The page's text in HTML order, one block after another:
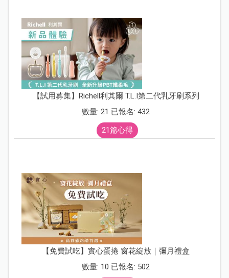
【試用募集】Richell利其爾 T.L.I第二代乳牙刷系列
數量: 21 已報名: 432
21篇心得
【免費試吃】實心蛋捲 窗花綻放｜彌月禮盒
數量: 10 已報名: 502